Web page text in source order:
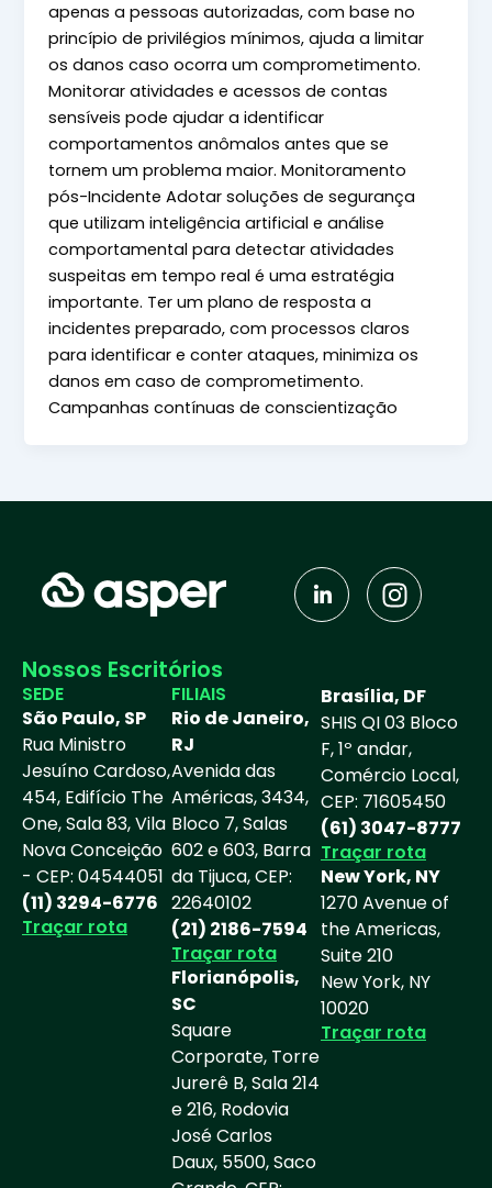
apenas a pessoas autorizadas, com base no
princípio de privilégios mínimos, ajuda a limitar
os danos caso ocorra um comprometimento.
Monitorar atividades e acessos de contas
sensíveis pode ajudar a identificar
comportamentos anômalos antes que se
tornem um problema maior. Monitoramento
pós-Incidente Adotar soluções de segurança
que utilizam inteligência artificial e análise
comportamental para detectar atividades
suspeitas em tempo real é uma estratégia
importante. Ter um plano de resposta a
incidentes preparado, com processos claros
para identificar e conter ataques, minimiza os
danos em caso de comprometimento.
Campanhas contínuas de conscientização
J
k
i
l
i
n
k
e
d
i
n
-
i
n
I
n
s
a
g
r
a
m
Nossos Escritórios
SEDE
São Paulo, SP
Rua Ministro
Jesuíno Cardoso,
454, Edifício The
One, Sala 83, Vila
Nova Conceição
- CEP: 04544051
(11) 3294-6776
Traçar rota
FILIAIS
Rio de Janeiro,
RJ
Avenida das
Américas, 3434,
Bloco 7, Salas
602 e 603, Barra
da Tijuca, CEP:
22640102
(21) 2186-7594
Traçar rota
Florianópolis,
SC
Square
Corporate, Torre
Jurerê B, Sala 214
e 216, Rodovia
José Carlos
Daux, 5500, Saco
Brasília, DF
SHIS QI 03 Bloco
F, 1º andar,
Comércio Local,
CEP: 71605450
(61) 3047-8777
Traçar rota
New York, NY
1270 Avenue of
the Americas,
Suite 210
New York, NY
10020
Traçar rota